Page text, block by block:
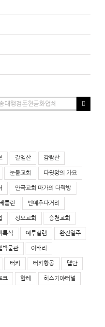
갈멜산 감람산
눈물교회 다윗왕의 가묘
만국교회 마가의 다락방
베를린 벤예후다거리
성묘교회 승천교회
특식 예루살렘 완전일주
박물관 이태리
터키 터키항공 텔단
크 할레 히스기야터널